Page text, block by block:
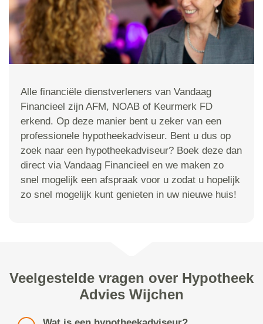
Alle financiële dienstverleners van Vandaag
Financieel zijn AFM, NOAB of Keurmerk FD
erkend. Op deze manier bent u zeker van een
professionele hypotheekadviseur. Bent u dus op
zoek naar een hypotheekadviseur? Boek deze dan
direct via Vandaag Financieel en we maken zo
snel mogelijk een afspraak voor u zodat u hopelijk
zo snel mogelijk kunt genieten in uw nieuwe huis!
Veelgestelde vragen over Hypotheek
Advies Wijchen